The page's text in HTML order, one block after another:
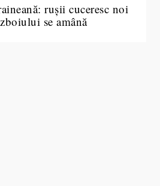
rușii cuceresc noi
se amână